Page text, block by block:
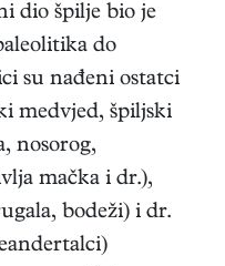
dio špilje bio je
do
su nađeni ostatci
medvjed, špiljski
nosorog,
mačka i dr.),
bodeži) i dr.